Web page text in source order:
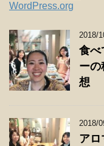
WordPress.org
2018/
食べ
ーの
想
2018/
ア